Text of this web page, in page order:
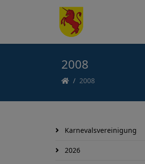
2008
2008
Karnevalsvereinigung
2026